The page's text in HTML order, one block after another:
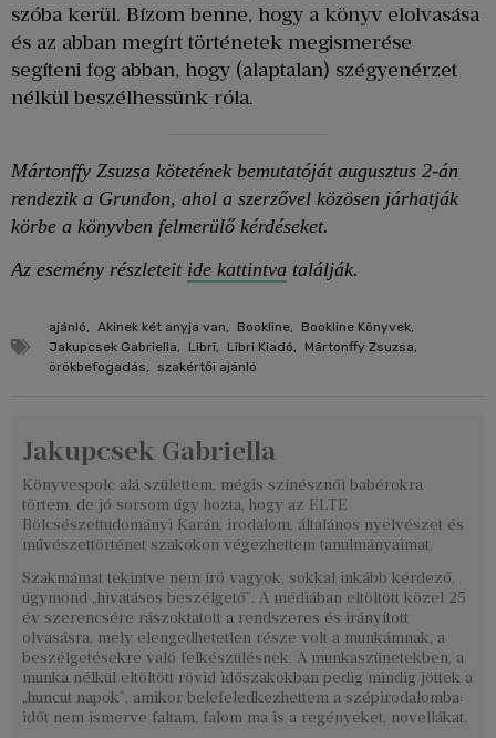
szóba kerül. Bízom benne, hogy a könyv elolvasása
és az abban megírt történetek megismerése
segíteni fog abban, hogy (alaptalan) szégyenérzet
nélkül beszélhessünk róla.
Mártonffy Zsuzsa kötetének bemutatóját augusztus 2-án
rendezik a Grundon, ahol a szerzővel közösen járhatják
körbe a könyvben felmerülő kérdéseket.
Az esemény részleteit ide kattintva találják.
ajánló, Akinek két anyja van, Bookline, Bookline Könyvek,
Jakupcsek Gabriella, Libri, Libri Kiadó, Mártonffy Zsuzsa,
örökbefogadás, szakértői ajánló
Jakupcsek Gabriella
Könyvespolc alá születtem, mégis színésznői babérokra
törtem, de jó sorsom úgy hozta, hogy az ELTE
Bölcsészettudományi Karán, irodalom, általános nyelvészet és
művészettörténet szakokon végezhettem tanulmányaimat.
Szakmámat tekintve nem író vagyok, sokkal inkább kérdező,
úgymond „hivatásos beszélgető”. A médiában eltöltött közel 25
év szerencsére rászoktatott a rendszeres és irányított
olvasásra, mely elengedhetetlen része volt a munkámnak, a
beszélgetésekre való felkészülésnek. A munkaszünetekben, a
munka nélkül eltöltött rövid időszakokban pedig mindig jöttek a
„huncut napok”, amikor belefeledkezhettem a szépirodalomba:
időt nem ismerve faltam, falom ma is a regényeket, novellákat.